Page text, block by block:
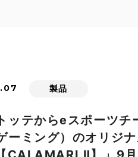
製品
ッテからeスポーツ
ーミング）のオリジ